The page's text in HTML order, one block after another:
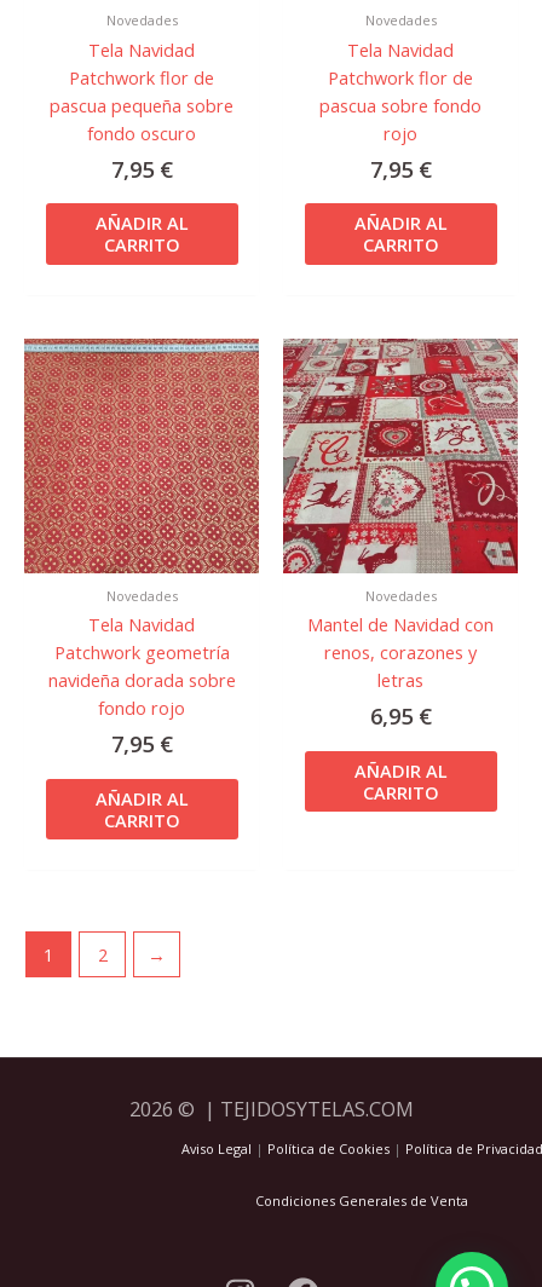
Novedades
Tela Navidad
Patchwork flor de
pascua pequeña sobre
fondo oscuro
7,95 €
AÑADIR AL
CARRITO
Novedades
Tela Navidad
Patchwork flor de
pascua sobre fondo
rojo
7,95 €
AÑADIR AL
CARRITO
Novedades
Tela Navidad
Patchwork geometría
navideña dorada sobre
fondo rojo
7,95 €
AÑADIR AL
CARRITO
Novedades
Mantel de Navidad con
renos, corazones y
letras
6,95 €
AÑADIR AL
CARRITO
1 2 →
2026 © | TEJIDOSYTELAS.COM
Aviso Legal | Política de Cookies| Política de Privacidad
Condiciones Generales de Venta